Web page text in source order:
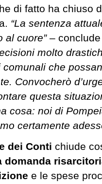
di fatto ha chiuso
“La sentenza
al cuore”–
molto
comunali che
Convocherò
questa
cosa: noi di
certamente
dei Conti chiude
domanda
e le spese